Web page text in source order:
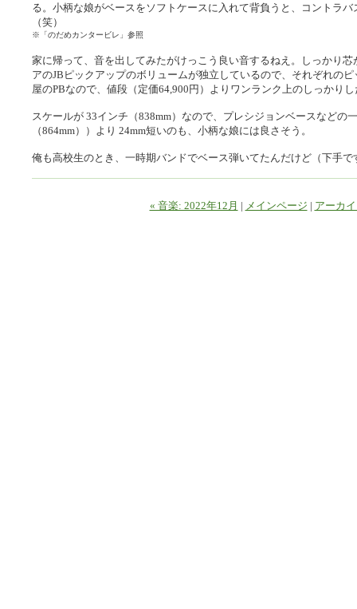
る。小柄な娘がベースをソフトケースに入れて背負うと、コントラ
（笑）
※「のだめカンタービレ」参照
家に帰って、音を出してみたがけっこう良い音するねえ。しっかり
アのJBピックアップのボリュームが独立しているので、それぞれの
屋のPBなので、値段（定価64,900円）よりワンランク上のしっかり
スケールが 33インチ（838mm）なので、プレシジョンベースなどの
（864mm））より 24mm短いのも、小柄な娘には良さそう。
俺も高校生のとき、一時期バンドでベース弾いてたんだけど（下手
« 音楽: 2022年12月 | メインページ | アーカ